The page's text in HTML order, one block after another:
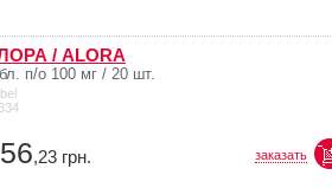
/ ALORA
п/о 100 мг / 20 шт.
,23 грн. заказать